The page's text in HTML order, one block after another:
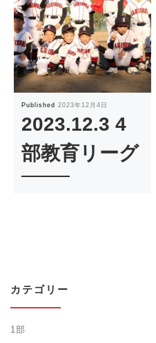
Published 2023年12月4日
2023.12.3 4
部教育リーグ
カテゴリー
1部